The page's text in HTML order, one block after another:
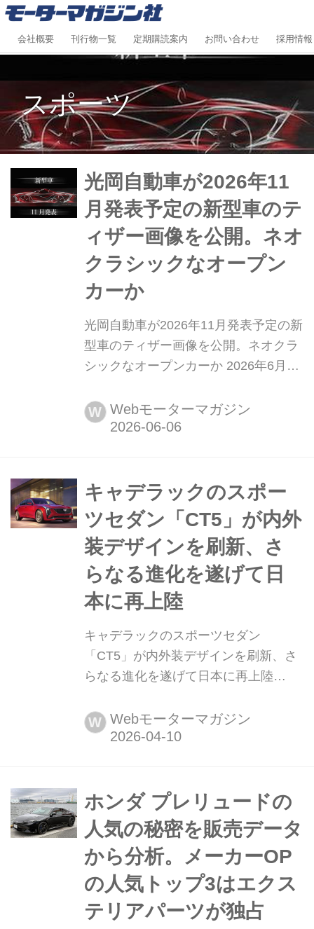
会社概要 刊行物一覧 定期購読案内 お問い合わせ 採用情報
スポーツ
光岡自動車が2026年11
月発表予定の新型車のテ
ィザー画像を公開。ネオ
クラシックなオープン
カーか
光岡自動車が2026年11月発表予定の新
型車のティザー画像を公開。ネオクラ
シックなオープンカーか 2026年6月4
2026年11月に発表される新型車のティ
ザー画像を公開した。今後、五月雨式
W Webモーターマガジン
キャデラックのスポー
ツセダン「CT5」が内外
装デザインを刷新、さ
らなる進化を遂げて日
本に再上陸
キャデラックのスポーツセダン
「CT5」が内外装デザインを刷新、さ
らなる進化を遂げて日本に再上陸
ジャパンは内外装のデザイン変更をと
もなう改良を施されたキャデラックブ
W Webモーターマガジン
ホンダ プレリュードの
人気の秘密を販売データ
から分析。メーカーOP
の人気トップ3はエクス
テリアパーツが独占